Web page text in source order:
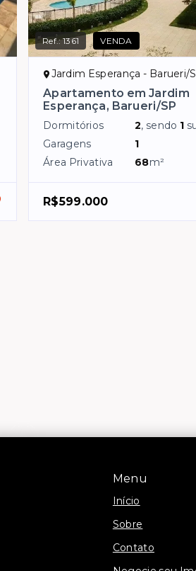
Ref.:1361 VENDA
Jardim Esperança - Barueri/
Apartamento em Jardim
Esperança, Barueri/SP
Dormitórios 2, sendo 1
Garagens
1
Área Privativa
68m²
R$599.000
Menu
Início
Sobre
Contato